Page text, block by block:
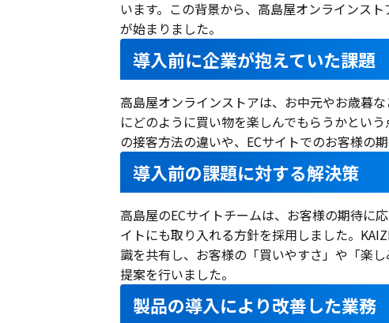
います。この背景から、高島屋オンラインス
が始まりました。
導入前に企業が抱えていた課題
高島屋オンラインストアは、お中元やお歳暮
にどのように買い物を楽しんでもらうかとい
の接客方法の違いや、ECサイトでのお客様の
導入前の課題に対する解決策
高島屋のECサイトチームは、お客様の期待に
イトにも取り入れる方針を採用しました。
識を共有し、お客様の「買いやすさ」や「楽
提案を行いました。
製品の導入により改善した業務